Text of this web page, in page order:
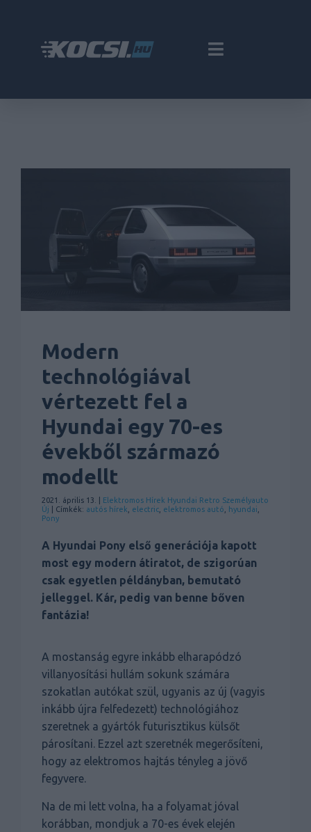
Modern
technológiával
vértezett fel a
Hyundai egy 70-es
évekből származó
modellt
2021. április 13. | Elektromos Hírek Hyundai Retro Személyauto
Új | Címkék: autós hírek electric elektromos autó hyundai
Pony
A Hyundai Pony első generációja kapott
most egy modern átiratot, de szigorúan
csak egyetlen példányban, bemutató
jelleggel. Kár, pedig van benne bőven
fantázia!
A mostanság egyre inkább elharapódzó
villanyosítási hullám sokunk számára
szokatlan autókat szül, ugyanis az új (vagyis
inkább újra felfedezett) technológiához
szeretnek a gyártók futurisztikus külsőt
párosítani. Ezzel azt szeretnék megerősíteni,
hogy az elektromos hajtás tényleg a jövő
fegyvere.
Na de mi lett volna, ha a folyamat jóval
korábban, mondjuk a 70-es évek elején